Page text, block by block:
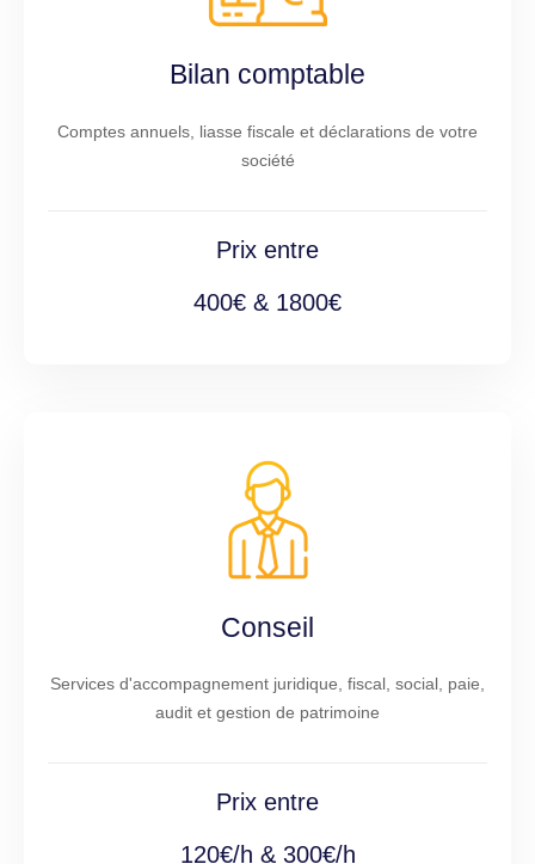
Bilan comptable
Comptes annuels, liasse fiscale et déclarations de votre
société
Prix entre
400€ & 1800€
Conseil
Services d'accompagnement juridique, fiscal, social, paie,
audit et gestion de patrimoine
Prix entre
120€/h & 300€/h